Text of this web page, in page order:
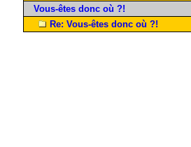
Vous-êtes donc où ?!
Re: Vous-êtes donc où ?!